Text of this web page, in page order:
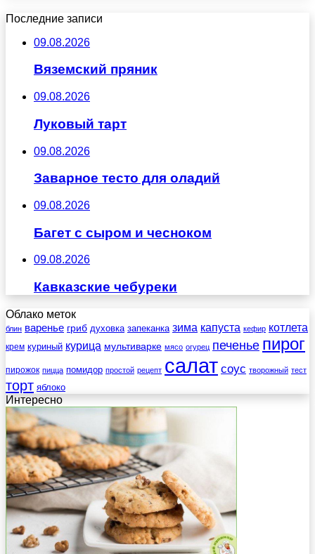
Последние записи
09.08.2026
Вяземский пряник
09.08.2026
Луковый тарт
09.08.2026
Заварное тесто для оладий
09.08.2026
Багет с сыром и чесноком
09.08.2026
Кавказские чебуреки
Облако меток
блин варенье гриб духовка запеканка зима капуста кефир котлета
крем куриный курица мультиварке мясо огурец печенье пирог
пирожок пицца помидор простой рецепт салат соус творожный тест
торт яблоко
Интересно